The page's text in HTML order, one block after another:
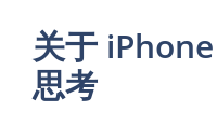
关于
思考